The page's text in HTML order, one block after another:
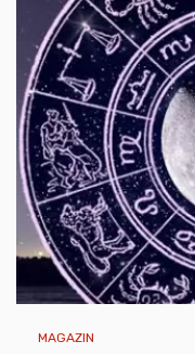
MAGAZIN